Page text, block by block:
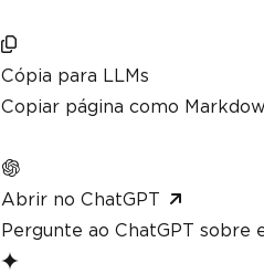
Cópia para LLMs
Copiar página como
Abrir no ChatGPT
Pergunte ao ChatGPT sobre